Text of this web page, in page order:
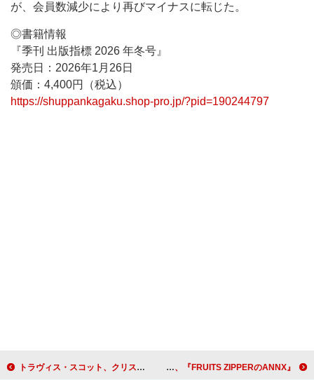
が、会員数減少により再びマイナスに転じた。
◎書籍情報
『季刊 出版指標 2026 年冬号』
発売日：2026年1月26日
頒価：4,400円（税込）
https://shuppankagaku.shop-pro.jp/?pid=190244797
トラヴィス・スコット、クリストファー・ノーラン監督最新作『オデュッセイア』出演シーンが新予告編で初披露 『FRUITS ZIPPERのANNX』、木村ミサ（KAWAII LAB.総合プロデューサー）が生ゲスト出演